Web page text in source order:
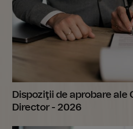
Dispoziţii de aprobare ale
Director - 2026